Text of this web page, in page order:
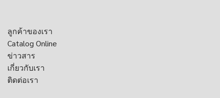
ลูกค้าของเรา
Catalog Online
ข่าวสาร
เกี่ยวกับเรา
ติดต่อเรา